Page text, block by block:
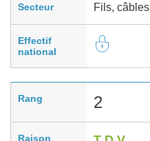
Secteur Fils, câbles
Effectif
national
Rang 2
Raison